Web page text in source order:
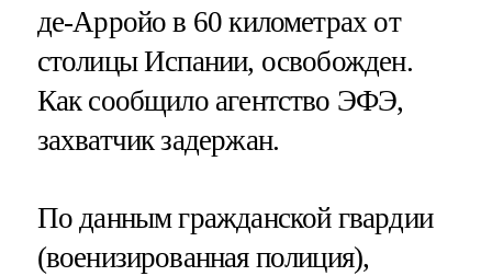
де-Арройо в 60 километрах от
столицы Испании, освобожден.
Как сообщило агентство ЭФЭ,
захватчик задержан.
По данным гражданской гвардии
(военизированная полиция),